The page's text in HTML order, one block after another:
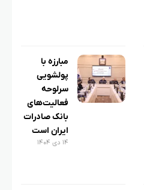
مبارزه با
پولشویی
سرلوحه
فعالیت‌های
بانک صادرات
ایران است
۱۴ دی ۱۴۰۴